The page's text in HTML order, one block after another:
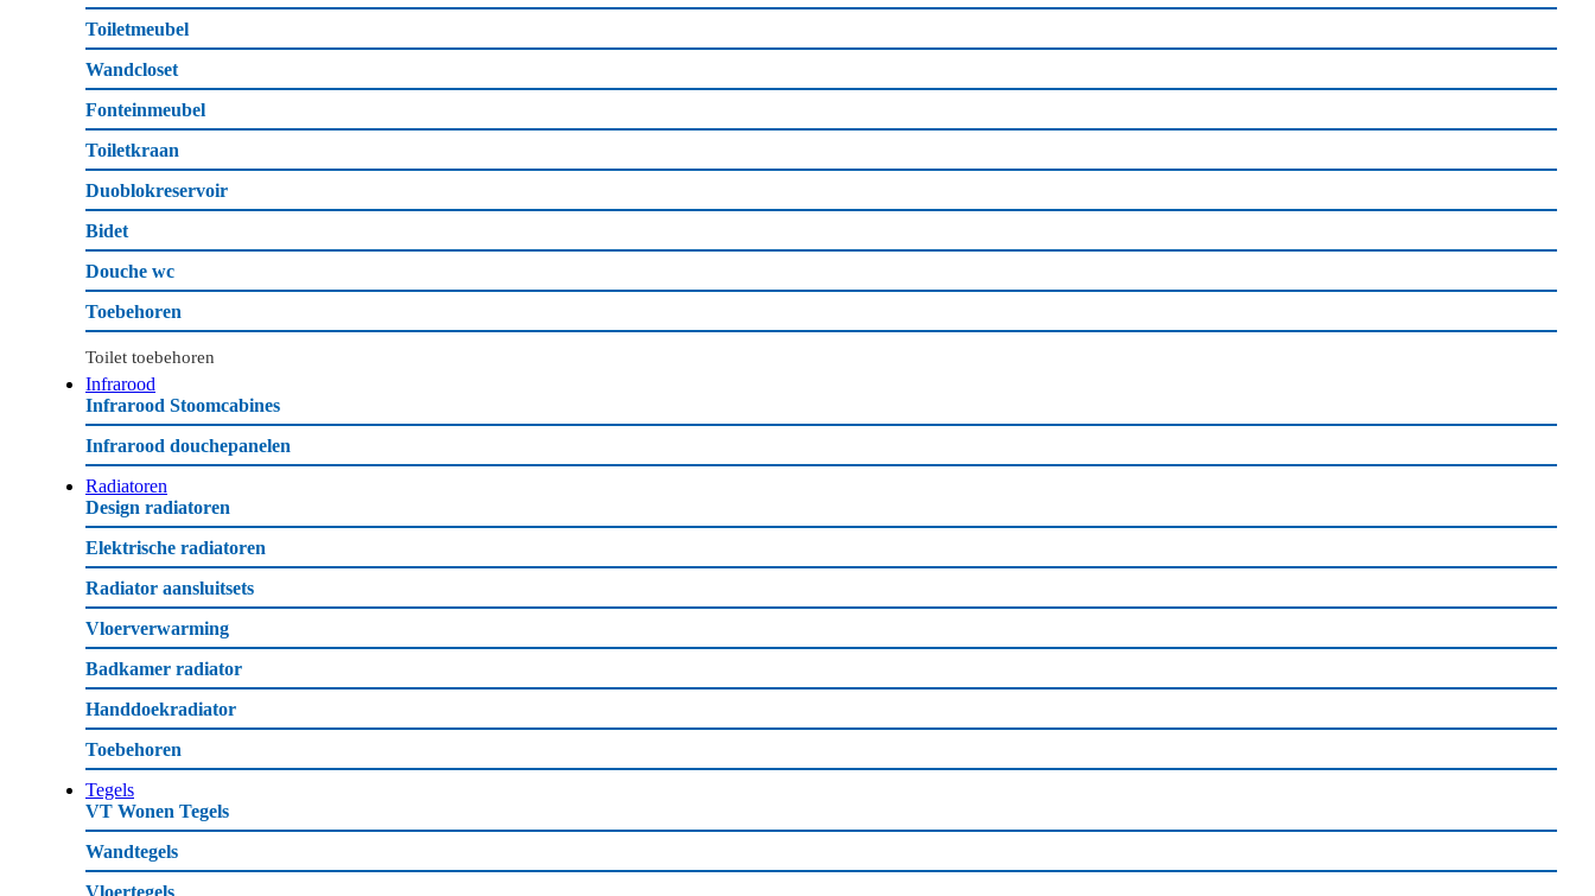
Toiletmeubel
Wandcloset
Fonteinmeubel
Toiletkraan
Duoblokreservoir
Bidet
Douche wc
Toebehoren
Toilet toebehoren
Infrarood
Infrarood Stoomcabines
Infrarood douchepanelen
Radiatoren
Design radiatoren
Elektrische radiatoren
Radiator aansluitsets
Vloerverwarming
Badkamer radiator
Handdoekradiator
Toebehoren
Tegels
VT Wonen Tegels
Wandtegels
Vloertegels